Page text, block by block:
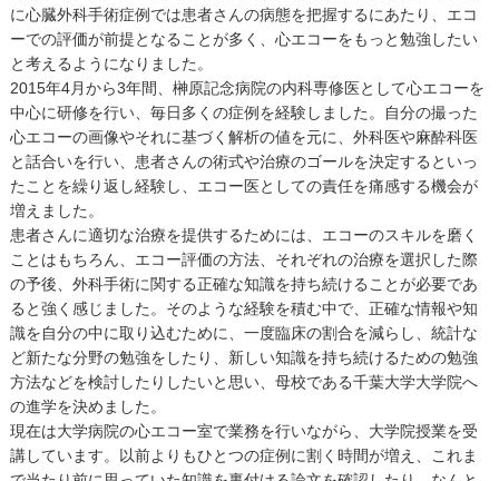
に心臓外科手術症例では患者さんの病態を把握するにあたり、エコ
ーでの評価が前提となることが多く、心エコーをもっと勉強したい
と考えるようになりました。
2015年4月から3年間、榊原記念病院の内科専修医として心エコーを
中心に研修を行い、毎日多くの症例を経験しました。自分の撮った
心エコーの画像やそれに基づく解析の値を元に、外科医や麻酔科医
と話合いを行い、患者さんの術式や治療のゴールを決定するといっ
たことを繰り返し経験し、エコー医としての責任を痛感する機会が
増えました。
患者さんに適切な治療を提供するためには、エコーのスキルを磨く
ことはもちろん、エコー評価の方法、それぞれの治療を選択した際
の予後、外科手術に関する正確な知識を持ち続けることが必要であ
ると強く感じました。そのような経験を積む中で、正確な情報や知
識を自分の中に取り込むために、一度臨床の割合を減らし、統計な
ど新たな分野の勉強をしたり、新しい知識を持ち続けるための勉強
方法などを検討したりしたいと思い、母校である千葉大学大学院へ
の進学を決めました。
現在は大学病院の心エコー室で業務を行いながら、大学院授業を受
講しています。以前よりもひとつの症例に割く時間が増え、これま